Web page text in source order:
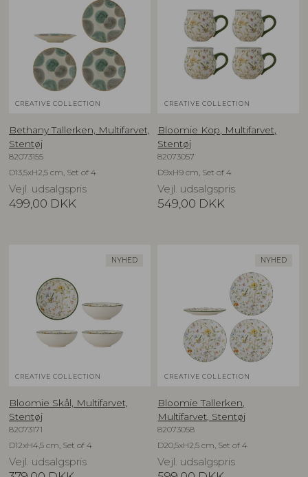
CREATIVE COLLECTION
Bethany Tallerken, Multifarvet,
Stentøj
82073155
D13,5xH2,5 cm, Set of 4
Vejl. udsalgspris
499,00 DKK
CREATIVE COLLECTION
Bloomie Kop, Multifarvet,
Stentøj
82073057
D9xH9 cm, Set of 4
Vejl. udsalgspris
549,00 DKK
NYHED
CREATIVE COLLECTION
Bloomie Skål, Multifarvet,
Stentøj
82073171
D12xH4,5 cm, Set of 4
Vejl. udsalgspris
NYHED
CREATIVE COLLECTION
Bloomie Tallerken,
Multifarvet, Stentøj
82073058
D20,5xH2,5 cm, Set of 4
Vejl. udsalgspris